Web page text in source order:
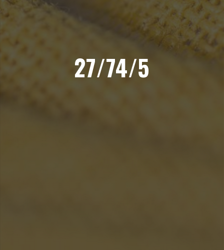
27/74/5